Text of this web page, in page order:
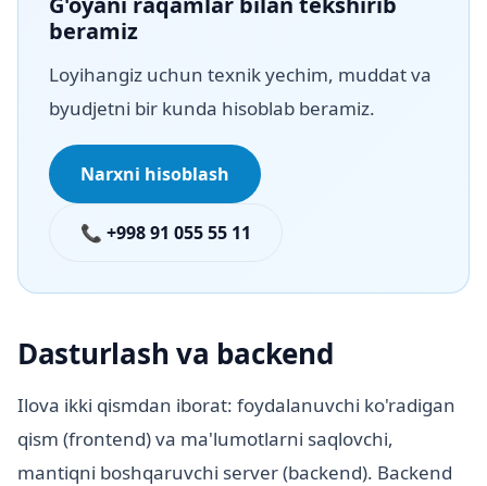
beramiz
Loyihangiz uchun texnik yechim, muddat va
byudjetni bir kunda hisoblab beramiz.
Narxni hisoblash
📞 +998 91 055 55 11
Dasturlash va backend
Ilova ikki qismdan iborat: foydalanuvchi ko'radigan
qism (frontend) va ma'lumotlarni saqlovchi,
mantiqni boshqaruvchi server (backend). Backend